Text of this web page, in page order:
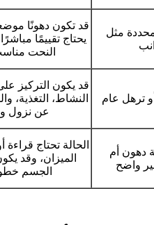
مثل
قد تكون دهونًا
يحتاج تقييمًا
النحت
ترهل عام
قد يكون التركيز
النشاط، التغذية،
عن نزول
دهون أم
واضح
الحالة تحتاج
الميزان، وقد
الجسم